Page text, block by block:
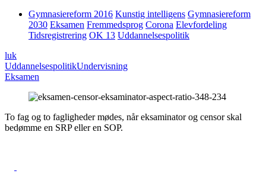
Gymnasiereform 2016 Kunstig intelligens Gymnasiereform
2030 Eksamen Fremmedsprog Corona Elevfordeling
Tidsregistrering OK 13 Uddannelsespolitik
luk
UddannelsespolitikUndervisning
Eksamen
To fag og to fagligheder mødes, når eksaminator og censor skal
bedømme en SRP eller en SOP.